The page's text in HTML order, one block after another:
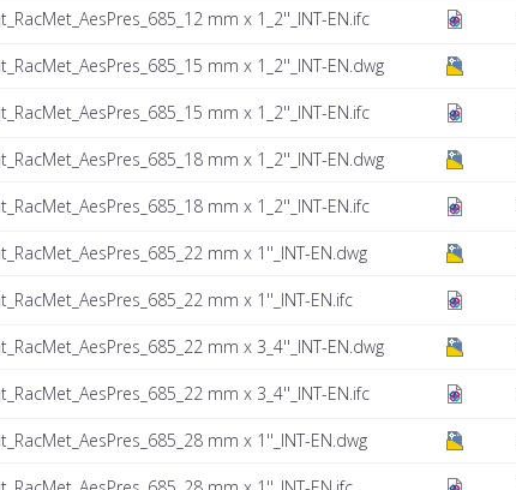
mm x 1_2''_INT-EN.ifc
mm x 1_2''_INT-EN.dwg
mm x 1_2''_INT-EN.ifc
mm x 1_2''_INT-EN.dwg
mm x 1_2''_INT-EN.ifc
mm x 1''_INT-EN.dwg
mm x 1''_INT-EN.ifc
mm x 3_4''_INT-EN.dwg
mm x 3_4''_INT-EN.ifc
mm x 1''_INT-EN.dwg